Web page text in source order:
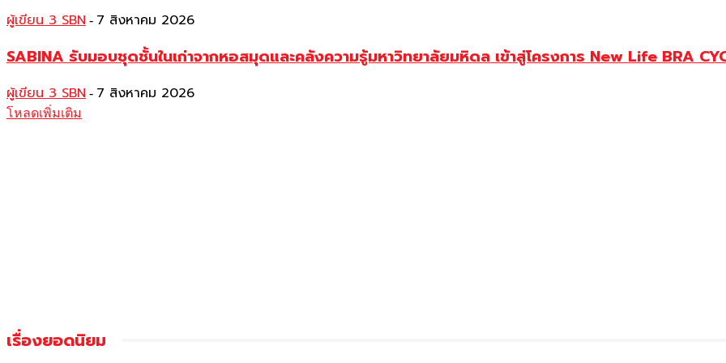
ผู้เขียน 3 SBN - 7 สิงหาคม 2026
SABINA รับมอบชุดชั้นในเก่าจากหอสมุดและคลังความรู้มหาวิทยาลัยมหิดล เข้าสู่โครงการ New Life BRA
ผู้เขียน 3 SBN - 7 สิงหาคม 2026
โหลดเพิ่มเติม
เรื่องยอดนิยม